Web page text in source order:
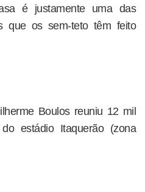
é justamente uma das
que os sem-teto têm feito
Boulos reuniu 12 mil
estádio Itaquerão (zona